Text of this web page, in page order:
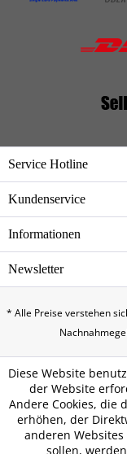
Service Hotline
Kundenservice
Informationen
Newsletter
* Alle Preise verstehen
Diese Website
der Website
Andere Cookies, die
erhöhen, der
anderen
sollen,